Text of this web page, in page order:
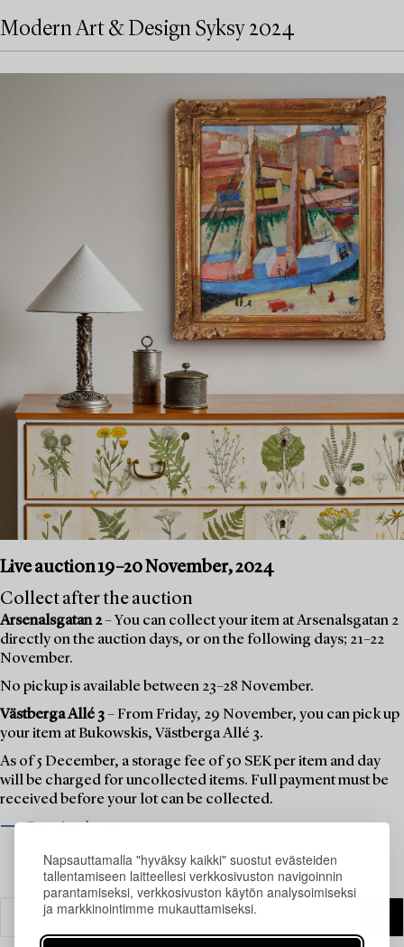
Napsauttamalla "hyväksy kaikki" suostut evästeiden
tallentamiseen laitteellesi verkkosivuston navigoinnin
parantamiseksi, verkkosivuston käytön analysoimiseksi
ja markkinointimme mukauttamiseksi.
Modern Art & Design Syksy 2024
Live auction 19–20 November, 2024
Collect after the auction
Arsenalsgatan 2– You can collect your item at Arsenalsgatan 2
directly on the auction days, or on the following days; 21–22
November.
No pickup is available between 23–28 November.
Västberga Allé 3– From Friday, 29 November, you can pick up
your item at Bukowskis, Västberga Allé 3.
As of 5 December, a storage fee of 50 SEK per item and day
will be charged for uncollected items. Full payment must be
received before your lot can be collected.
⟶ Opening hours